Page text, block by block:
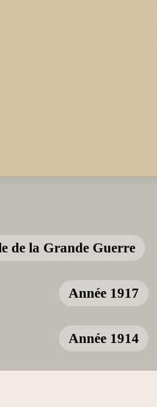
de la Grande Guerre
Année 1917
Année 1914